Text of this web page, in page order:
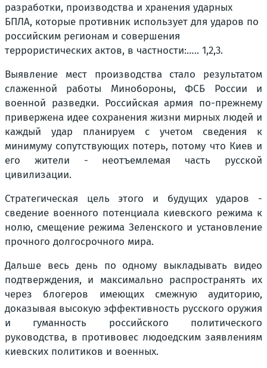
разработки, производства и хранения ударных
БПЛА, которые противник использует для ударов по
российским регионам и совершения
террористических актов, в частности:….. 1,2,3.
Выявление мест производства стало результатом
слаженной работы Минобороны, ФСБ России и
военной разведки. Российская армия по-прежнему
привержена идее сохранения жизни мирных людей и
каждый удар планируем с учетом сведения к
минимуму сопутствующих потерь, потому что Киев и
его жители - неотъемлемая часть русской
цивилизации.
Стратегическая цель этого и будущих ударов -
сведение военного потенциала киевского режима к
нолю, смещение режима Зеленского и установление
прочного долгосрочного мира.
Дальше весь день по одному выкладывать видео
подтверждения, и максимально распространять их
через блогеров имеющих смежную аудиторию,
доказывая высокую эффективность русского оружия
и гуманность российского политического
руководства, в противовес людоедским заявлениям
киевских политиков и военных.